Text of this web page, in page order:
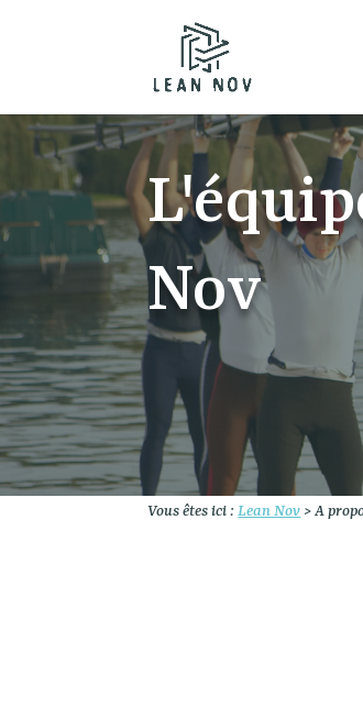
Nov
Vous êtes ici :Lean Nov >A